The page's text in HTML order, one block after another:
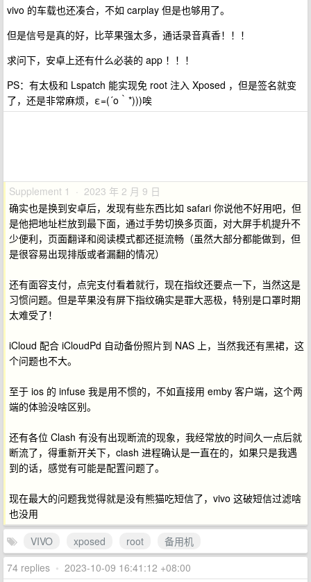
vivo 的车载也还凑合，不如 carplay 但是也够用了。
但是信号是真的好，比苹果强太多，通话录音真香！！！
求问下，安卓上还有什么必装的 app ！！！
PS：有太极和 Lspatch 能实现免 root 注入 Xposed ，但是签名就变
了，还是非常麻烦，ε=(´ο｀*)))唉
Supplement 1 · 2023 年 2 月 9 日
确实也是换到安卓后，发现有些东西比如 safari 你说他不好用吧，但
是他把地址栏放到最下面，通过手势切换多页面，对大屏手机提升不
少便利，页面翻译和阅读模式都还挺流畅（虽然大部分都能做到，但
是很容易出现排版或者漏翻的情况）
还有面容支付，点完支付看着就行，现在指纹还要点一下，当然这是
习惯问题。但是苹果没有屏下指纹确实是罪大恶极，特别是口罩时期
太难受了！
iCloud 配合 iCloudPd 自动备份照片到 NAS 上，当然我还有黑裙，这
个问题也不大。
至于 ios 的 infuse 我是用不惯的，不如直接用 emby 客户端，这个两
端的体验没啥区别。
还有各位 Clash 有没有出现断流的现象，我经常放的时间久一点后就
断流了，得重新开关下，clash 进程确认是一直在的，如果只是我遇
到的话，感觉有可能是配置问题了。
现在最大的问题我觉得就是没有熊猫吃短信了，vivo 这破短信过滤啥
也没用
VIVO
xposed root
备用机
74 replies • 2023-10-09 16:41:12 +08:00